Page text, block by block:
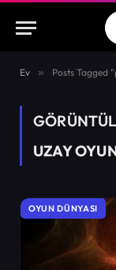
Ev » Posts Tagged
UZAY
OYUN DÜNYASI